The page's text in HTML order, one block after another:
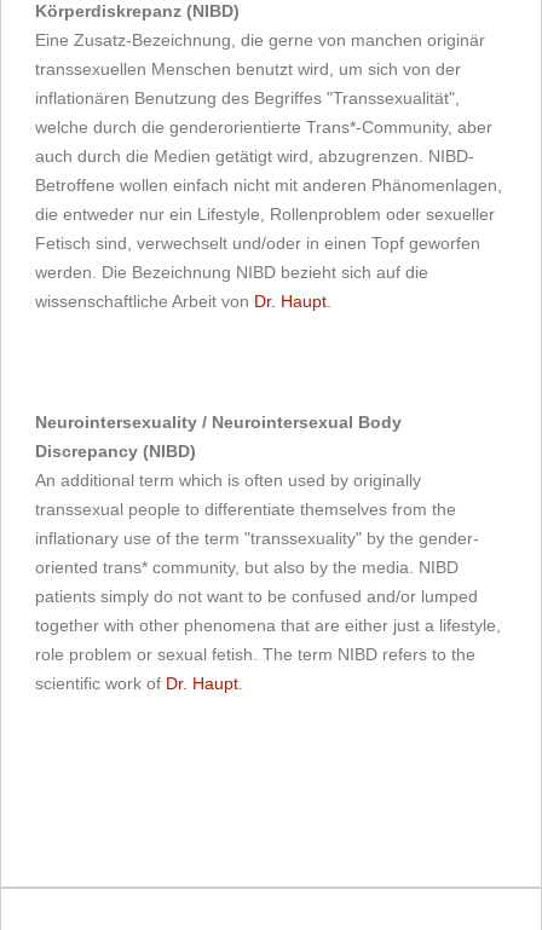
Körperdiskrepanz (NIBD)
Eine Zusatz-Bezeichnung, die gerne von manchen originär
transsexuellen Menschen benutzt wird, um sich von der
inflationären Benutzung des Begriffes "Transsexualität",
welche durch die genderorientierte Trans*-Community, aber
auch durch die Medien getätigt wird, abzugrenzen. NIBD-
Betroffene wollen einfach nicht mit anderen Phänomenlagen,
die entweder nur ein Lifestyle, Rollenproblem oder sexueller
Fetisch sind, verwechselt und/oder in einen Topf geworfen
werden. Die Bezeichnung NIBD bezieht sich auf die
wissenschaftliche Arbeit von Dr. Haupt.
Neurointersexuality / Neurointersexual Body
Discrepancy (NIBD)
An additional term which is often used by originally
transsexual people to differentiate themselves from the
inflationary use of the term "transsexuality" by the gender-
oriented trans* community, but also by the media. NIBD
patients simply do not want to be confused and/or lumped
together with other phenomena that are either just a lifestyle,
role problem or sexual fetish. The term NIBD refers to the
scientific work of Dr. Haupt.